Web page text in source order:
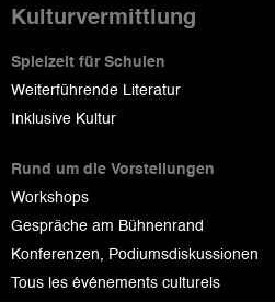
Kulturvermittlung
Spielzeit für Schulen
Weiterführende Literatur
Inklusive Kultur
Rund um die Vorstellungen
Workshops
Gespräche am Bühnenrand
Konferenzen, Podiumsdiskussionen
Tous les événements culturels